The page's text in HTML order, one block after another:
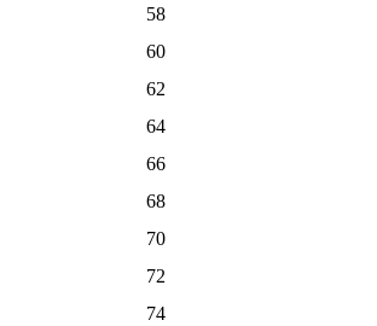
58
60
62
64
66
68
70
72
74